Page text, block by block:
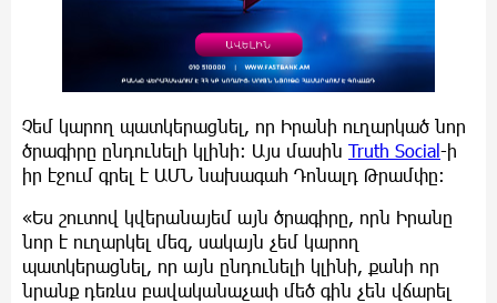
Չեմ կարող պատկերացնել, որ Իրանի ուղարկած նոր
ծրագիրը ընդունելի կլինի: Այս մասին Truth Social -ի
իր էջում գրել է ԱՄՆ նախագահ Դոնալդ Թրամփը։
«Ես շուտով կվերանայեմ այն ծրագիրը, որն Իրանը
նոր է ուղարկել մեզ, սակայն չեմ կարող
պատկերացնել, որ այն ընդունելի կլինի, քանի որ
նրանք դեռևս բավականաչափ մեծ գին չեն վճարել